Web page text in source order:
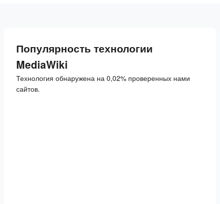
Популярность технологии
MediaWiki
Технология обнаружена на 0,02% проверенных нами
сайтов.